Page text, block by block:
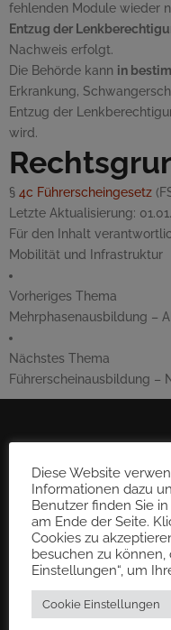
fehlenden Module wieder
Entzug der
Nachweis erfolgt.
Die Behörde kann in
Erkrankung,
Entzug der
wird.
§ 4c Führerscheingesetz
Letzte Aktualisierung:
Für den Inhalt
Mobilität und Infrastruktur
Vorheriges Thema
Mehrphasenausbildung –
Nächstes Thema
Führerscheinausbildung –
Diese Website
Informationen dazu
Benutzer finden Sie
am Ende der Seite.
Cookies zu
besuchen zu können,
Einstellungen“, um
Cookie Einstellungen